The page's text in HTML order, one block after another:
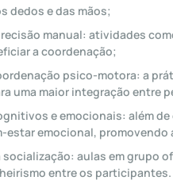
dedos e das mãos;
manual: atividades
a coordenação;
psico-motora: a
uma maior integração entre
e emocionais: além
estar emocional,
socialização: aulas em grupo
entre os participantes.